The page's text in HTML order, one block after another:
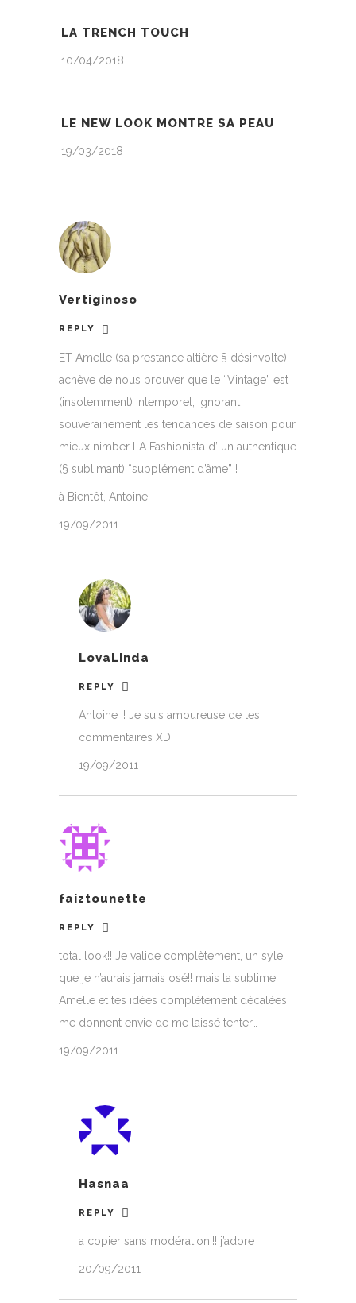
LA TRENCH TOUCH
10/04/2018
LE NEW LOOK MONTRE SA PEAU
19/03/2018
Vertiginoso
REPLY
ET Amelle (sa prestance altière § désinvolte)
achève de nous prouver que le “Vintage” est
(insolemment) intemporel, ignorant
souverainement les tendances de saison pour
mieux nimber LA Fashionista d’ un authentique
(§ sublimant) “supplément d’âme” !
à Bientôt, Antoine
19/09/2011
LovaLinda
REPLY
Antoine !! Je suis amoureuse de tes
commentaires XD
19/09/2011
faiztounette
REPLY
total look!! Je valide complètement, un syle
que je n’aurais jamais osé!! mais la sublime
Amelle et tes idées complètement décalées
me donnent envie de me laissé tenter…
19/09/2011
Hasnaa
REPLY
a copier sans modération!!! j’adore
20/09/2011